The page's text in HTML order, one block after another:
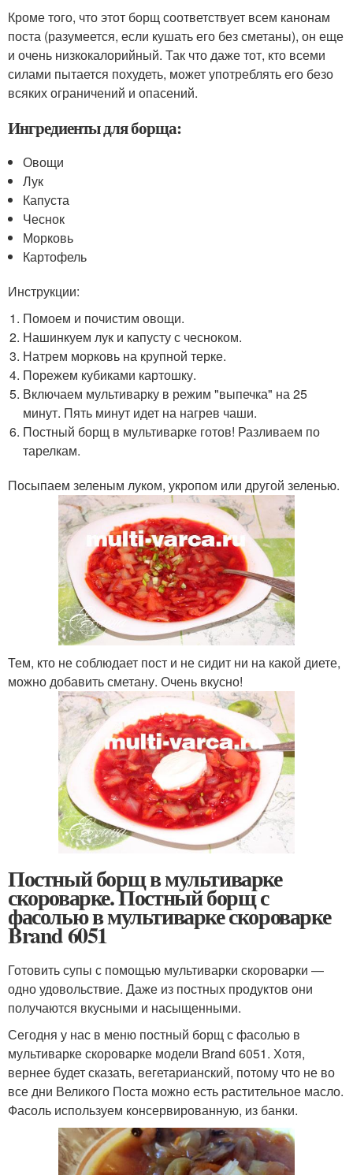
Кроме того, что этот борщ соответствует всем канонам
поста (разумеется, если кушать его без сметаны), он еще
и очень низкокалорийный. Так что даже тот, кто всеми
силами пытается похудеть, может употреблять его безо
всяких ограничений и опасений.
Ингредиенты для борща:
Овощи
Лук
Капуста
Чеснок
Морковь
Картофель
Инструкции:
Помоем и почистим овощи.
Нашинкуем лук и капусту с чесноком.
Натрем морковь на крупной терке.
Порежем кубиками картошку.
Включаем мультиварку в режим "выпечка" на 25
минут. Пять минут идет на нагрев чаши.
Постный борщ в мультиварке готов! Разливаем по
тарелкам.
Посыпаем зеленым луком, укропом или другой зеленью.
Тем, кто не соблюдает пост и не сидит ни на какой диете,
можно добавить сметану. Очень вкусно!
Постный борщ в мультиварке
скороварке. Постный борщ с
фасолью в мультиварке скороварке
Brand 6051
Готовить супы с помощью мультиварки скороварки —
одно удовольствие. Даже из постных продуктов они
получаются вкусными и насыщенными.
Сегодня у нас в меню постный борщ с фасолью в
мультиварке скороварке модели Brand 6051. Хотя,
вернее будет сказать, вегетарианский, потому что не во
все дни Великого Поста можно есть растительное масло.
Фасоль используем консервированную, из банки.